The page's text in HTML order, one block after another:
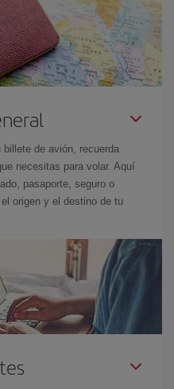
de avión, recuerda
necesitas para volar. Aquí
pasaporte, seguro o
origen y el destino de tu